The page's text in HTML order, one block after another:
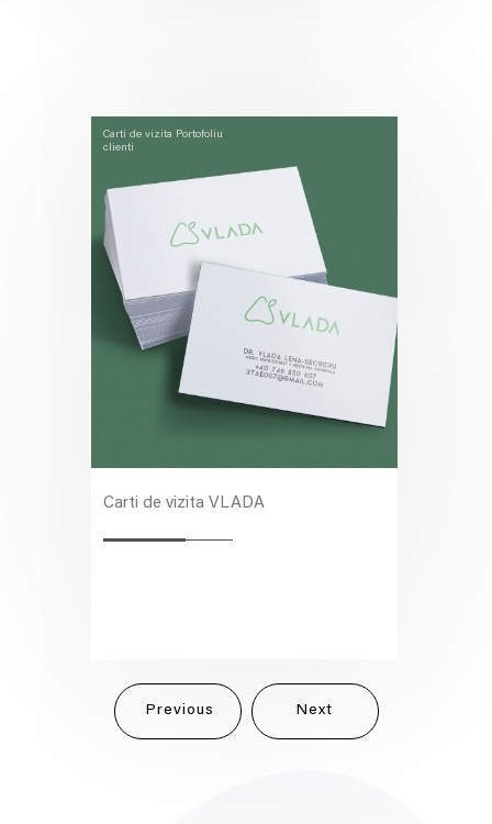
Previous Next
Carti de vizita Portofoliu
clienti
Carti de vizita VLADA